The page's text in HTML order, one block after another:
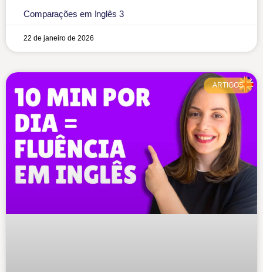
Comparações em Inglês 3
22 de janeiro de 2026
ARTIGOS